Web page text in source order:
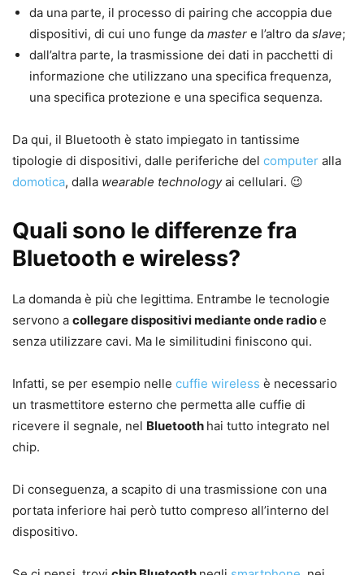
da una parte, il processo di pairing che accoppia due
dispositivi, di cui uno funge da master e l’altro da slave;
dall’altra parte, la trasmissione dei dati in pacchetti di
informazione che utilizzano una specifica frequenza,
una specifica protezione e una specifica sequenza.
Da qui, il Bluetooth è stato impiegato in tantissime
tipologie di dispositivi, dalle periferiche del computer alla
domotica, dalla wearable technologyai cellulari. 😉
Quali sono le differenze fra
Bluetooth e wireless?
La domanda è più che legittima. Entrambe le tecnologie
servono a collegare dispositivi mediante onde radioe
senza utilizzare cavi. Ma le similitudini finiscono qui.
Infatti, se per esempio nelle cuffie wireless è necessario
un trasmettitore esterno che permetta alle cuffie di
ricevere il segnale, nel Bluetooth hai tutto integrato nel
chip.
Di conseguenza, a scapito di una trasmissione con una
portata inferiore hai però tutto compreso all’interno del
dispositivo.